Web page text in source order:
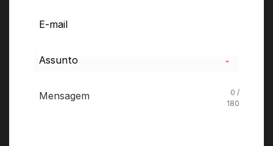
Assunto
0 /
180